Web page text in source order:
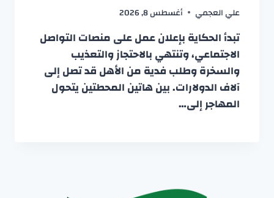
علي العجمي أغسطس 8, 2026
تبدأ الحكاية بإعلان عمل على منصات التواصل
الاجتماعي، وتنتهي بالاحتجاز والتعذيب
والسخرة وطلب فدية من الأهل قد تصل إلى
آلاف الدولارات. بين هاتين المحطتين يتحول
المهاجر إلى…